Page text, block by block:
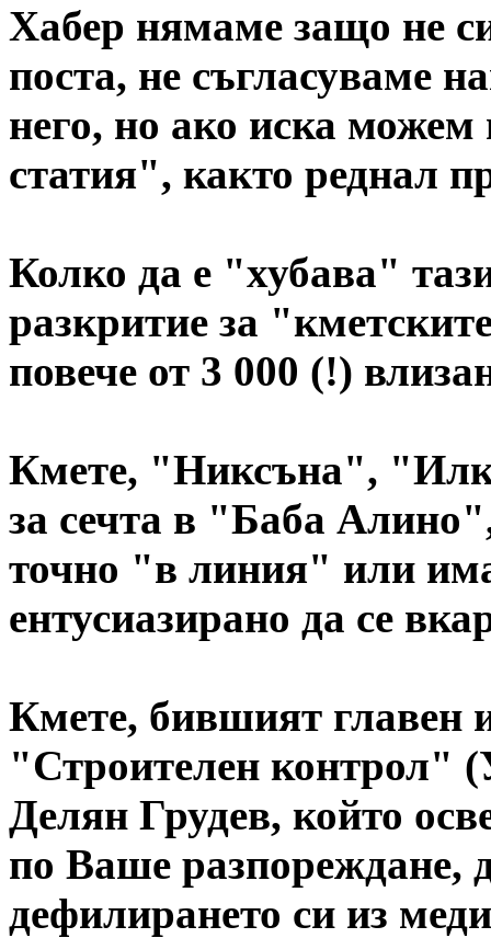
Хабер нямаме защо не
поста, не съгласуваме
него, но ако иска
статия", както реднал
Колко да е "хубава"
разкритие за
повече от 3 000 (!)
Кмете, "Никсъна",
за сечта в "Баба
точно "в линия" или
ентусиазирано да се
Кмете, бившият главен
"Строителен
Делян Грудев, който
по Ваше разпореждане,
дефилирането си из